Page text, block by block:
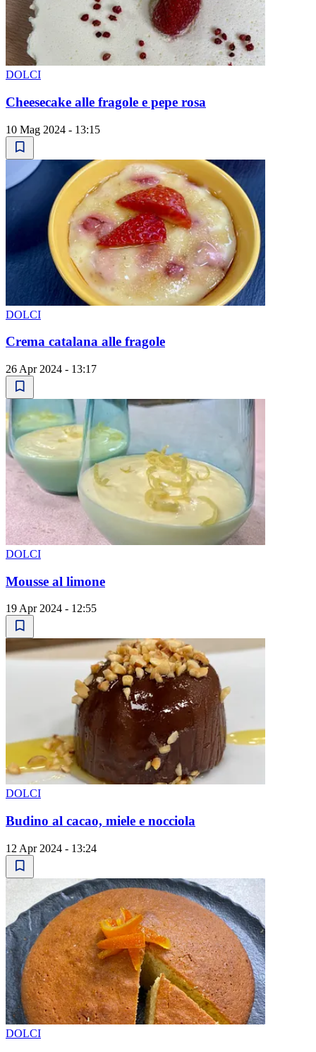
DOLCI
Cheesecake alle fragole e pepe rosa
10 Mag 2024 - 13:15
DOLCI
Crema catalana alle fragole
26 Apr 2024 - 13:17
DOLCI
Mousse al limone
19 Apr 2024 - 12:55
DOLCI
Budino al cacao, miele e nocciola
12 Apr 2024 - 13:24
DOLCI